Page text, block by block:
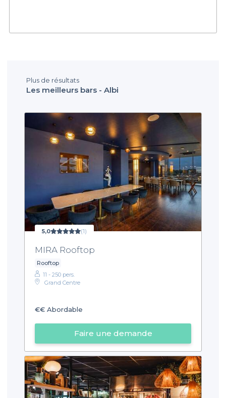
Plus de résultats
Les meilleurs bars - Albi
5,0 (1)
MIRA Rooftop
Rooftop
11 - 250 pers.
Grand Centre
€€ Abordable
Faire une demande